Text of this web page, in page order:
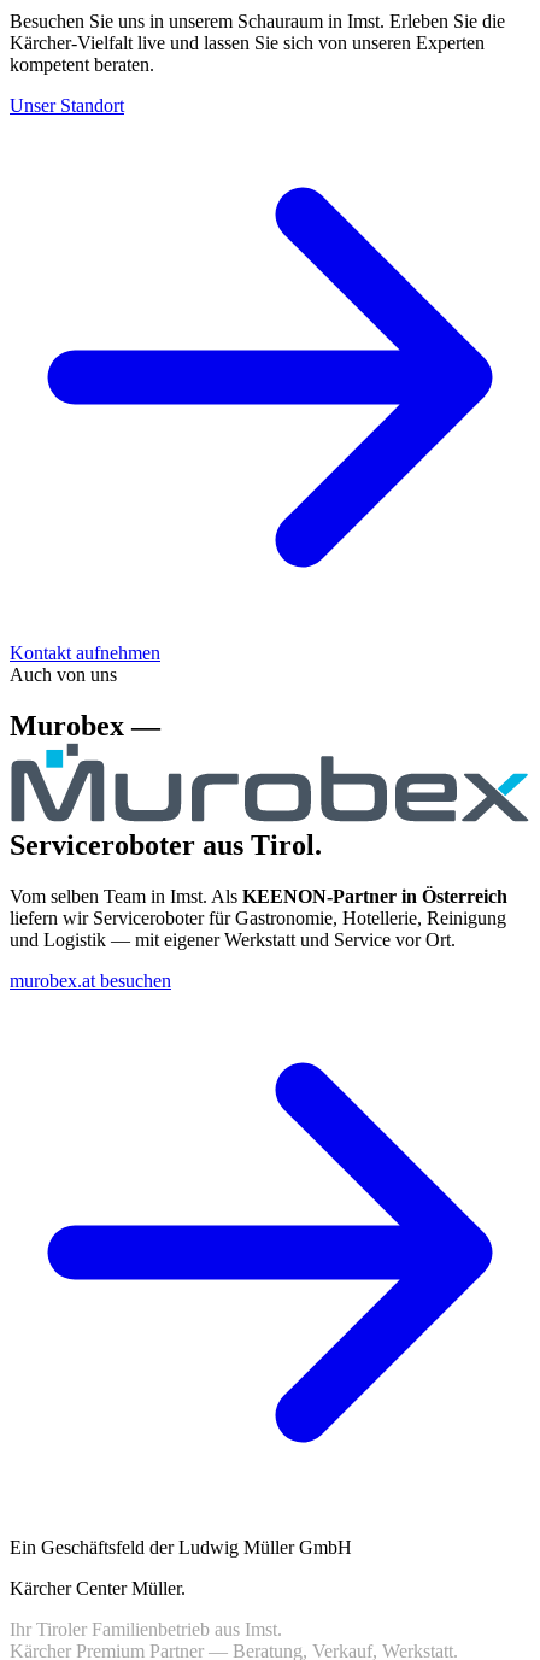
Besuchen Sie uns in unserem Schauraum in Imst. Erleben Sie die
Kärcher-Vielfalt live und lassen Sie sich von unseren Experten
kompetent beraten.
Unser Standort
Kontakt aufnehmen
Auch von uns
Murobex —
Serviceroboter aus Tirol.
Vom selben Team in Imst. Als KEENON-Partner in Österreich
liefern wir Serviceroboter für Gastronomie, Hotellerie, Reinigung
und Logistik — mit eigener Werkstatt und Service vor Ort.
murobex.at besuchen
Ein Geschäftsfeld der Ludwig Müller GmbH
Kärcher Center Müller.
Ihr Tiroler Familienbetrieb aus Imst.
Kärcher Premium Partner — Beratung, Verkauf, Werkstatt.